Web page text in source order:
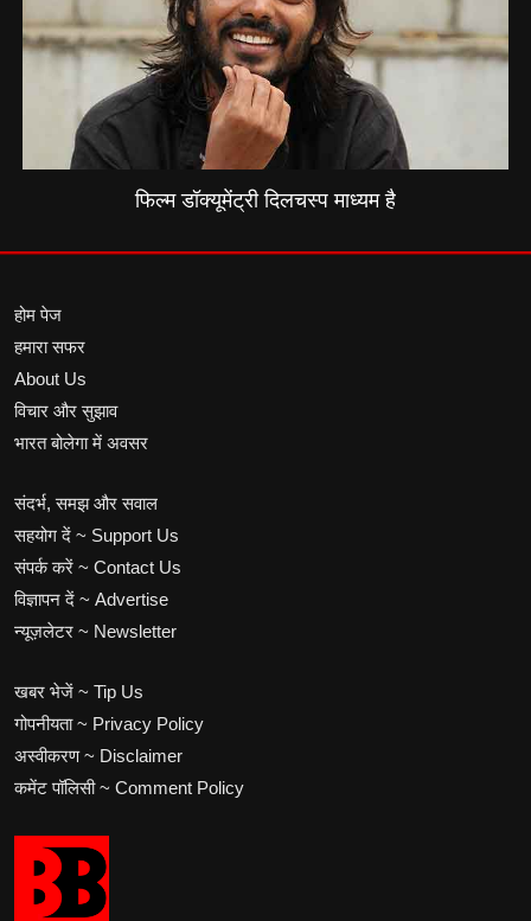
फिल्म डॉक्यूमेंट्री दिलचस्प माध्यम है
होम पेज
हमारा सफर
About Us
विचार और सुझाव
भारत बोलेगा में अवसर
संदर्भ, समझ और सवाल
सहयोग दें ~ Support Us
संपर्क करें ~ Contact Us
विज्ञापन दें ~ Advertise
न्यूज़लेटर ~ Newsletter
खबर भेजें ~ Tip Us
गोपनीयता ~ Privacy Policy
अस्वीकरण ~ Disclaimer
कमेंट पॉलिसी ~ Comment Policy